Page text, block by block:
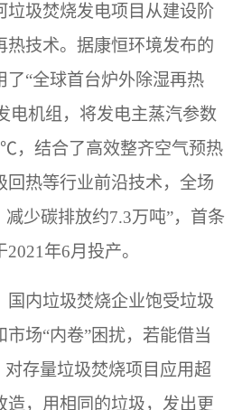
垃圾焚烧发电项目从建设阶
热技术。据康恒环境发布的
了“全球首台炉外除湿再热
电机组，将发电主蒸汽参数
，结合了高效整齐空气预热
回热等行业前沿技术，全场
少碳排放约7.3万吨”，首条
年6月投产。
国内垃圾焚烧企业饱受垃圾
场“内卷”困扰，若能借当
对存量垃圾焚烧项目应用超
造，用相同的垃圾，发出更